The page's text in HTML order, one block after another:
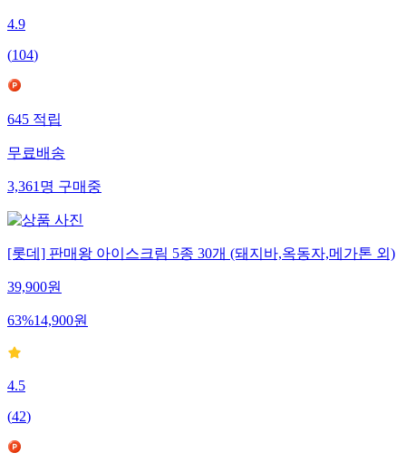
4.9
(104)
645적립
무료배송
3,361명구매중
[롯데] 판매왕 아이스크림 5종 30개 (돼지바,옥동자,메가톤 외)
39,900원
63%14,900원
4.5
(42)